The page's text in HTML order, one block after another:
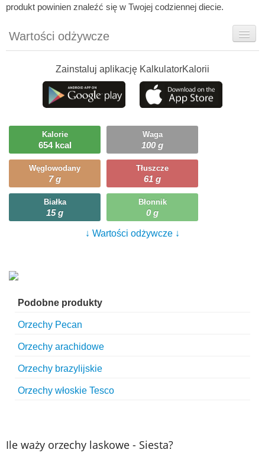
produkt powinien znaleźć się w Twojej codziennej diecie.
Wartości odżywcze
Szczegółówe informacje
Ciekawostki
Ile możesz zjeść?
Zainstaluj aplikację KalkulatorKalorii
Kalorie
654 kcal
Waga
100 g
Węglowodany
7 g
Tłuszcze
61 g
Białka
15 g
Błonnik
0 g
↓ Wartości odżywcze ↓
Podobne produkty
Orzechy Pecan
Orzechy arachidowe
Orzechy brazylijskie
Orzechy włoskie Tesco
Ile waży orzechy laskowe - Siesta?